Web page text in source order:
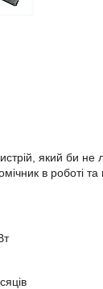
який би не
в роботі та